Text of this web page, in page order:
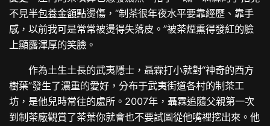
不見半包養金額點燙傷，“制茶很年夜水平要靠經歷、靠手
感，以前我可是常常被燙得失落皮。”被茶煙熏得發紅的臉
上顯露渾厚的笑臉。
作為土生土長的武夷隱士，聶霖打小就對“神奇的西方
樹葉”發生了濃重的愛好，分布于武夷街道各村的制茶工
坊，是他兒時常往的處所。2007年，聶霖追隨父親第一次
到制茶廠觀賞了茶葉你就會也不要試圖從他嘴裡挖出來。他